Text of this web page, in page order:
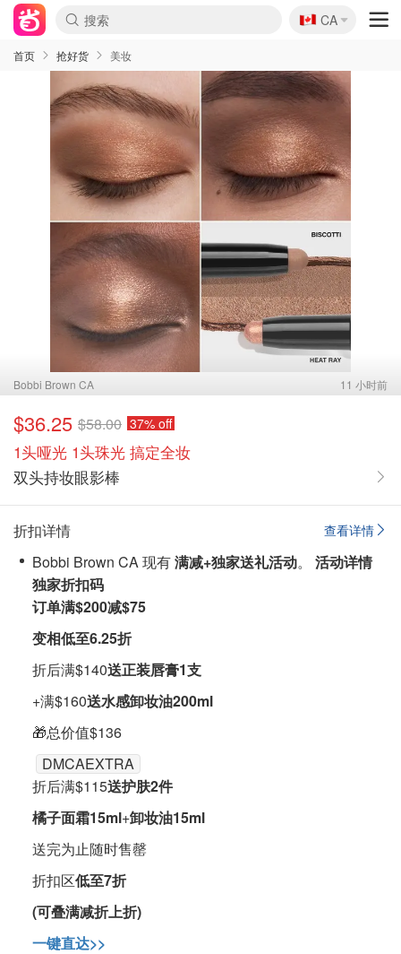
🇨🇦
CA
首页 抢好货 美妆
Bobbi Brown CA 11 小时前
$36.25 $58.00 37% off
1头哑光 1头珠光 搞定全妆
双头持妆眼影棒
查看详情
折扣详情
Bobbi Brown CA 现有满减+独家送礼活动。 活动详情
独家折扣码
订单满$200减$75
变相低至6.25折
折后满$140送正装唇膏1支
+满$160送水感卸妆油200ml
🎁总价值$136
DMCAEXTRA
折后满$115送护肤2件
橘子面霜15ml+卸妆油15ml
送完为止随时售罄
折扣区低至7折
(可叠满减折上折)
一键直达>>